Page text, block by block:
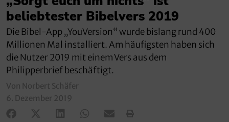
beliebtester Bibelvers 2019
Die Bibel-App „YouVersion“ wurde bislang rund 400
Millionen Mal installiert. Am häufigsten haben sich
die Nutzer 2019 mit einem Vers aus dem
Philipperbrief beschäftigt.
Von Norbert Schäfer
6. Dezember 2019